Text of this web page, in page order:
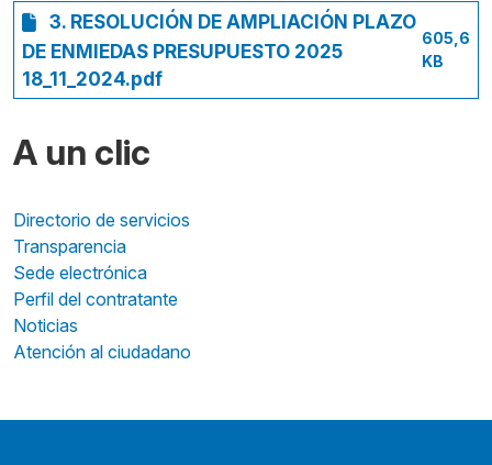
3. RESOLUCIÓN DE AMPLIACIÓN PLAZO
DE ENMIEDAS PRESUPUESTO 2025
18_11_2024.pdf
605,6
KB
A un clic
Directorio de servicios
Transparencia
Sede electrónica
Perfil del contratante
Noticias
Atención al ciudadano